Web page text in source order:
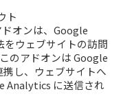
ト
オンは、Google
ウェブサイトの訪問
のアドオンは Google
し、ウェブサイトへ
Analytics に送信され